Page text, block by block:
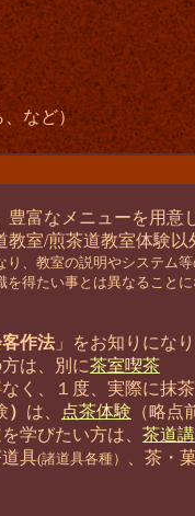
など）
富なメニューを用意し
室/煎茶道教室体験以
教室の説明やシステム等
たい事とは異なることに
客作法 」をお知りにな
は、別に茶室喫茶
く、１度、実際に抹
） は、 点茶体験 （略点
学びたい方は、 茶道
具(諸道具各種）
、茶・